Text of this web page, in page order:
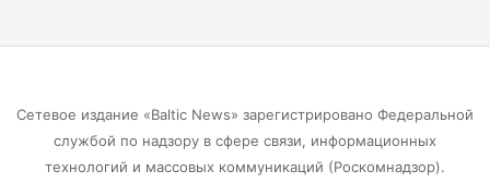
подталкивает к депрессии
Калининград и Москва объединяются ради
Сетевое издание «Baltic News» зарегистрировано Федеральной
службой по надзору в сфере связи, информационных
технологий и массовых коммуникаций (Роскомнадзор).